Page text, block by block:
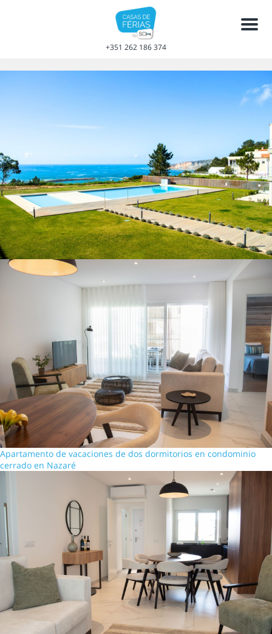
+351 262 186 374
Menu
Apartamento de vacaciones de dos dormitorios en condominio
cerrado en Nazaré